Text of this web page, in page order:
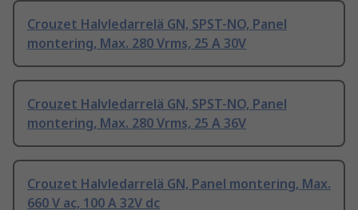
Crouzet Halvledarrelä GN, SPST-NO, Panel
montering, Max. 280 Vrms, 25 A 30V
Crouzet Halvledarrelä GN, SPST-NO, Panel
montering, Max. 280 Vrms, 25 A 36V
Crouzet Halvledarrelä GN, Panel montering, Max.
660 V ac, 100 A 32V dc